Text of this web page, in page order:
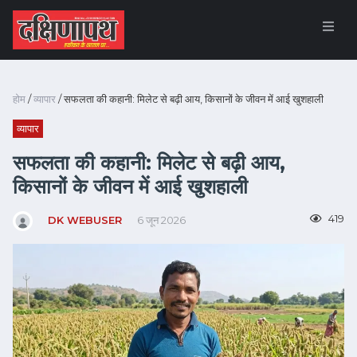
होम/व्यापार/ सफलता की कहानी: मिलेट से बढ़ी आय, किसानों के जीवन में आई खुशहाली
व्यापार
सफलता की कहानी: मिलेट से बढ़ी आय,
किसानों के जीवन में आई खुशहाली
DK WEBUSER 6 जून 2026 419